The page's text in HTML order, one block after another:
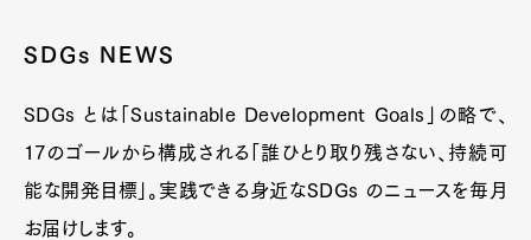
SDGs NEWS
SDGs とは「Sustainable Development Goals」の略で、
17のゴールから構成される「誰ひとり取り残さない、持続可
能な開発目標」。実践できる身近なSDGs のニュースを毎月
お届けします。